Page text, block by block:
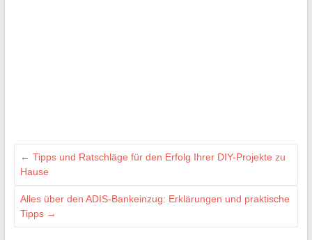
← Tipps und Ratschläge für den Erfolg Ihrer DIY-Projekte zu
Hause
Alles über den ADIS-Bankeinzug: Erklärungen und praktische
Tipps →